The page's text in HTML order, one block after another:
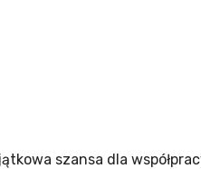
szansa dla